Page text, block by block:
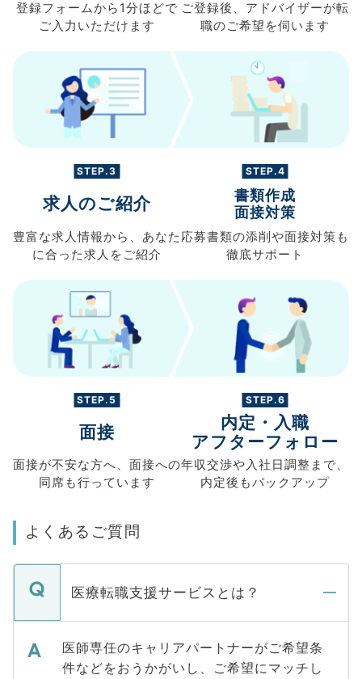
登録フォームから 1分ほどで
ご入力 いただけます
ご登録後、 アドバイザーが転
職のご希望を伺います
STEP.3
求人のご紹介
豊富な求人情報から、 あなた
に合った求人を ご紹介
STEP.4
書類作成
面接対策
応募書類の添削や面接対策も
徹底サポート
STEP.5
面接
面接が不安な方へ、 面接への
同席も行っています
STEP.6
内定・入職
アフターフォロー
年収交渉や入社日調整まで、
内定後もバックアップ
よくあるご質問
医療転職支援サービスとは？
医師専任のキャリアパートナーがご希望条
件などをおうかがいし、ご希望にマッチし